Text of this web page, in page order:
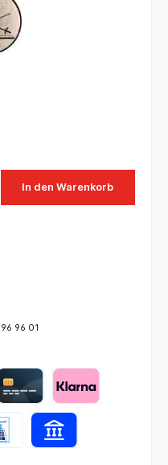
In den Warenkorb
96 01